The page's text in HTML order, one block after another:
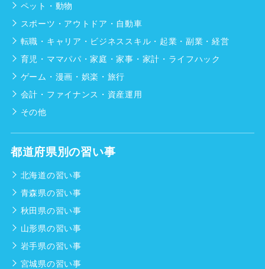
ペット・動物
スポーツ・アウトドア・自動車
転職・キャリア・ビジネススキル・起業・副業・経営
育児・ママパパ・家庭・家事・家計・ライフハック
ゲーム・漫画・娯楽・旅行
会計・ファイナンス・資産運用
その他
都道府県別の習い事
北海道の習い事
青森県の習い事
秋田県の習い事
山形県の習い事
岩手県の習い事
宮城県の習い事